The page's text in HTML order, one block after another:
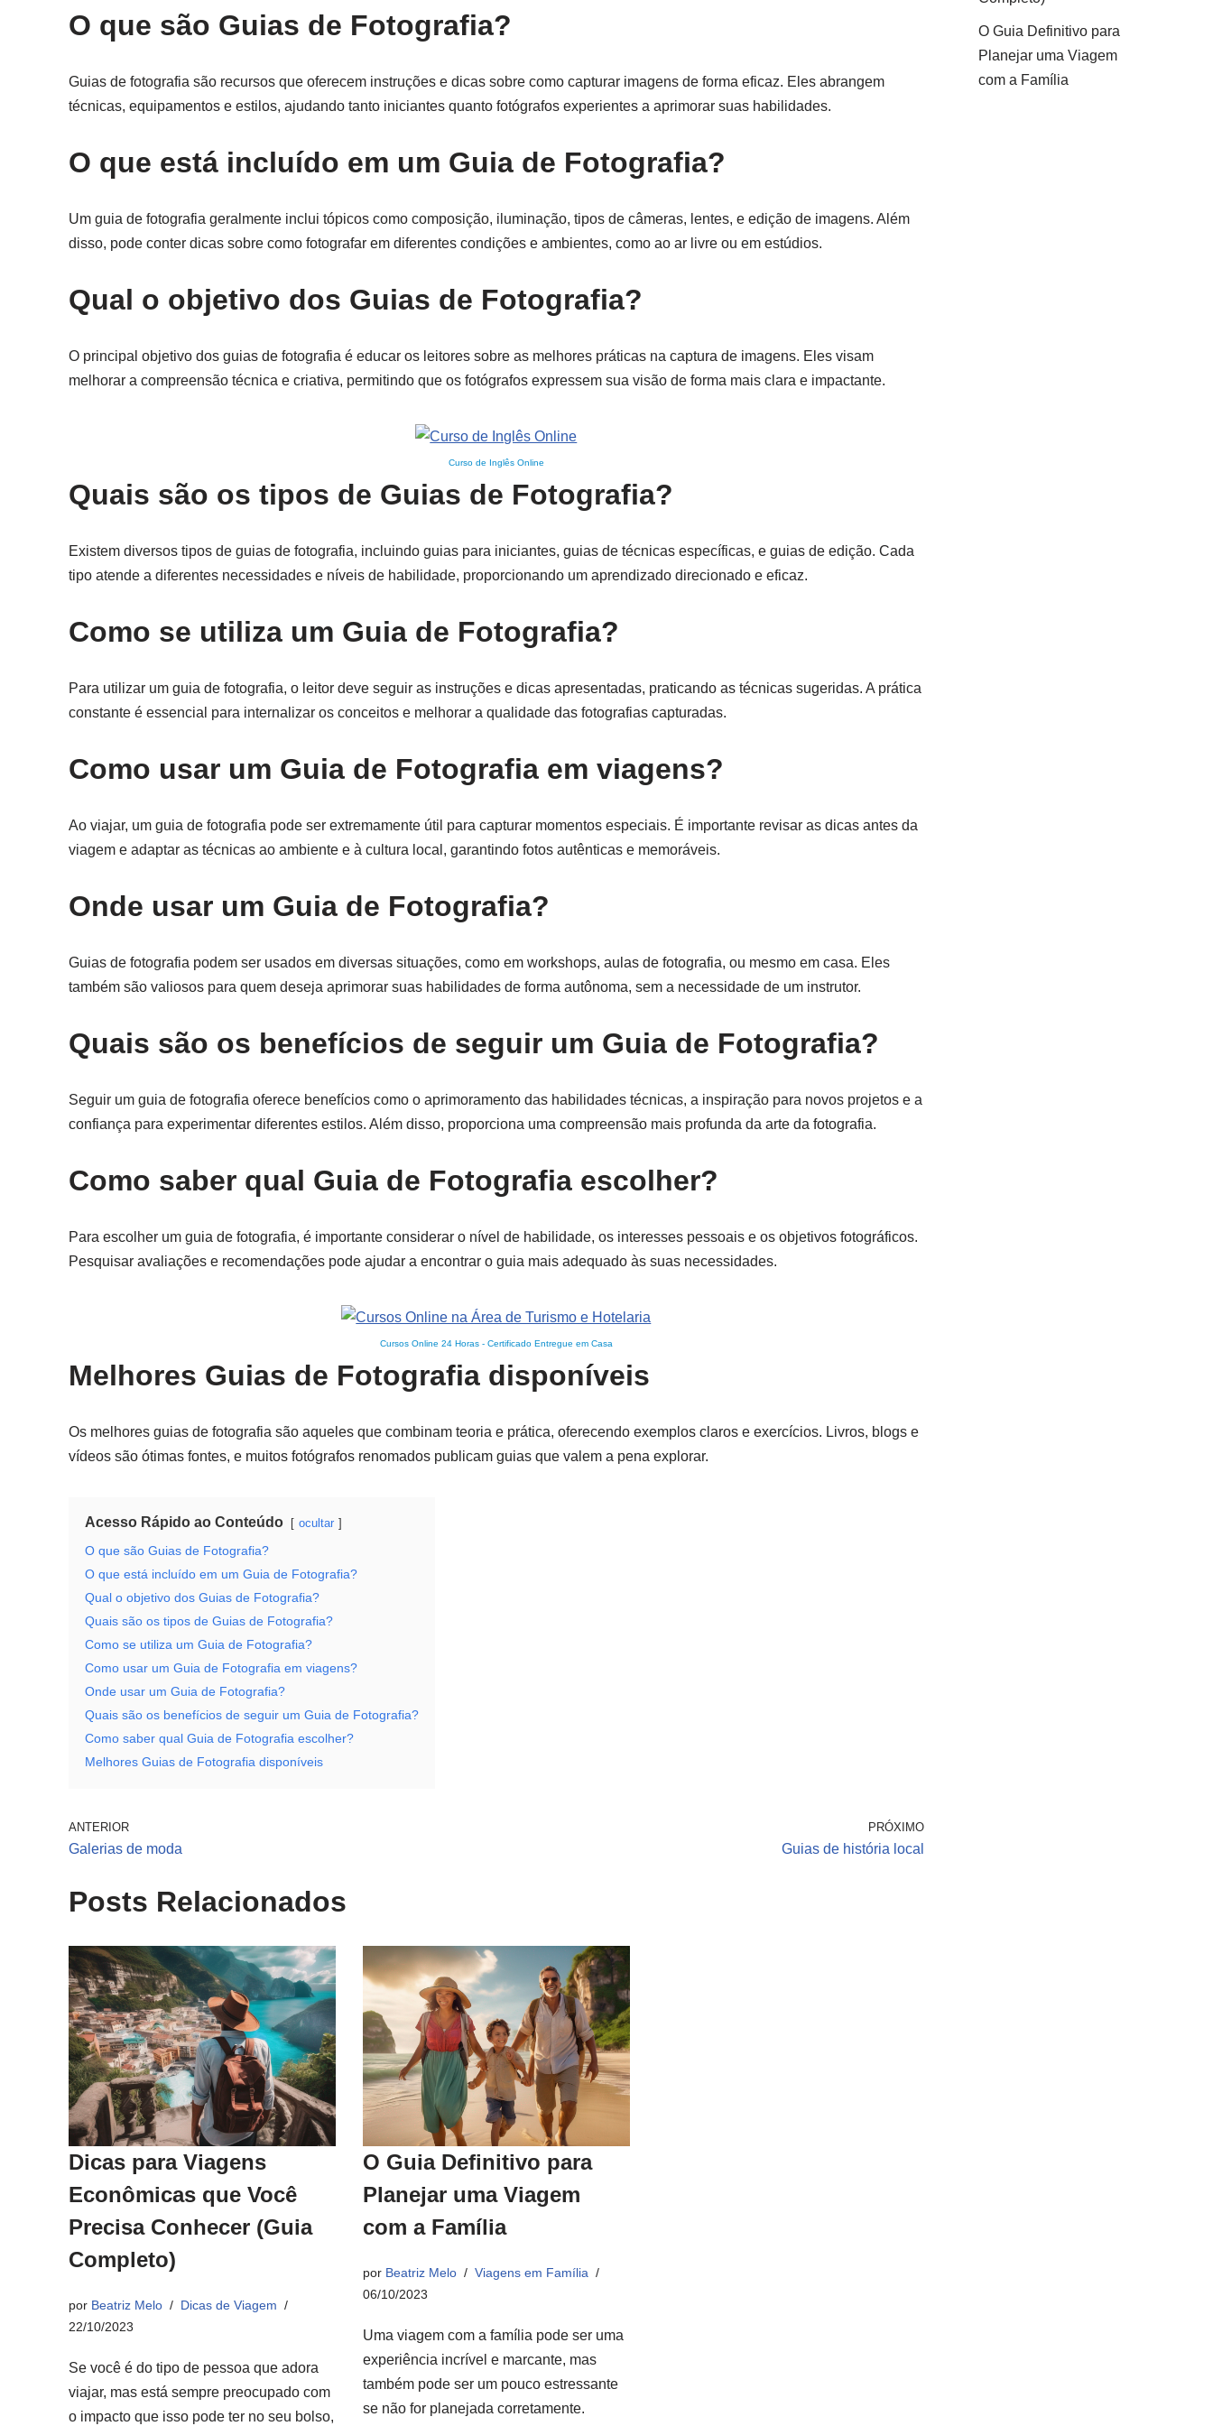
O que são Guias de Fotografia?
Guias de fotografia são recursos que oferecem instruções e dicas sobre como capturar imagens de forma eficaz. Eles abrangem
técnicas, equipamentos e estilos, ajudando tanto iniciantes quanto fotógrafos experientes a aprimorar suas habilidades.
O que está incluído em um Guia de Fotografia?
Um guia de fotografia geralmente inclui tópicos como composição, iluminação, tipos de câmeras, lentes, e edição de imagens. Além
disso, pode conter dicas sobre como fotografar em diferentes condições e ambientes, como ao ar livre ou em estúdios.
Qual o objetivo dos Guias de Fotografia?
O principal objetivo dos guias de fotografia é educar os leitores sobre as melhores práticas na captura de imagens. Eles visam
melhorar a compreensão técnica e criativa, permitindo que os fotógrafos expressem sua visão de forma mais clara e impactante.
Curso de Inglês Online
Quais são os tipos de Guias de Fotografia?
Existem diversos tipos de guias de fotografia, incluindo guias para iniciantes, guias de técnicas específicas, e guias de edição. Cada
tipo atende a diferentes necessidades e níveis de habilidade, proporcionando um aprendizado direcionado e eficaz.
Como se utiliza um Guia de Fotografia?
Para utilizar um guia de fotografia, o leitor deve seguir as instruções e dicas apresentadas, praticando as técnicas sugeridas. A prática
constante é essencial para internalizar os conceitos e melhorar a qualidade das fotografias capturadas.
Como usar um Guia de Fotografia em viagens?
Ao viajar, um guia de fotografia pode ser extremamente útil para capturar momentos especiais. É importante revisar as dicas antes da
viagem e adaptar as técnicas ao ambiente e à cultura local, garantindo fotos autênticas e memoráveis.
Onde usar um Guia de Fotografia?
Guias de fotografia podem ser usados em diversas situações, como em workshops, aulas de fotografia, ou mesmo em casa. Eles
também são valiosos para quem deseja aprimorar suas habilidades de forma autônoma, sem a necessidade de um instrutor.
Quais são os benefícios de seguir um Guia de Fotografia?
Seguir um guia de fotografia oferece benefícios como o aprimoramento das habilidades técnicas, a inspiração para novos projetos e a
confiança para experimentar diferentes estilos. Além disso, proporciona uma compreensão mais profunda da arte da fotografia.
Como saber qual Guia de Fotografia escolher?
Para escolher um guia de fotografia, é importante considerar o nível de habilidade, os interesses pessoais e os objetivos fotográficos.
Pesquisar avaliações e recomendações pode ajudar a encontrar o guia mais adequado às suas necessidades.
Cursos Online 24 Horas- Certificado Entregue em Casa
Melhores Guias de Fotografia disponíveis
Os melhores guias de fotografia são aqueles que combinam teoria e prática, oferecendo exemplos claros e exercícios. Livros, blogs e
vídeos são ótimas fontes, e muitos fotógrafos renomados publicam guias que valem a pena explorar.
Acesso Rápido ao Conteúdo ocultar
O que são Guias de Fotografia?
O que está incluído em um Guia de Fotografia?
Qual o objetivo dos Guias de Fotografia?
Quais são os tipos de Guias de Fotografia?
Como se utiliza um Guia de Fotografia?
Como usar um Guia de Fotografia em viagens?
Onde usar um Guia de Fotografia?
Quais são os benefícios de seguir um Guia de Fotografia?
Como saber qual Guia de Fotografia escolher?
Melhores Guias de Fotografia disponíveis
ANTERIOR
Galerias de moda
PRÓXIMO
Guias de história local
Posts Relacionados
Dicas para Viagens
Econômicas que Você
Precisa Conhecer (Guia
Completo)
por Beatriz Melo
Dicas de Viagem
22/10/2023
Se você é do tipo de pessoa que adora
viajar, mas está sempre preocupado com
o impacto que isso pode ter no seu bolso,
O Guia Definitivo para
Planejar uma Viagem
com a Família
por Beatriz Melo
Viagens em Família
06/10/2023
Uma viagem com a família pode ser uma
experiência incrível e marcante, mas
também pode ser um pouco estressante
se não for planejada corretamente.
O Guia Definitivo para
Planejar uma Viagem
com a Família